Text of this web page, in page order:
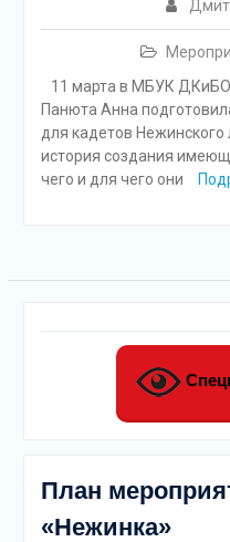
муки.
Дом
Наша
финалисткой
конкурса
года – 2025»
11 марта в МБУК ДКиБО
Панюта Анна
для кадетов
история создания
чего и для чего они
План
«Нежинка»